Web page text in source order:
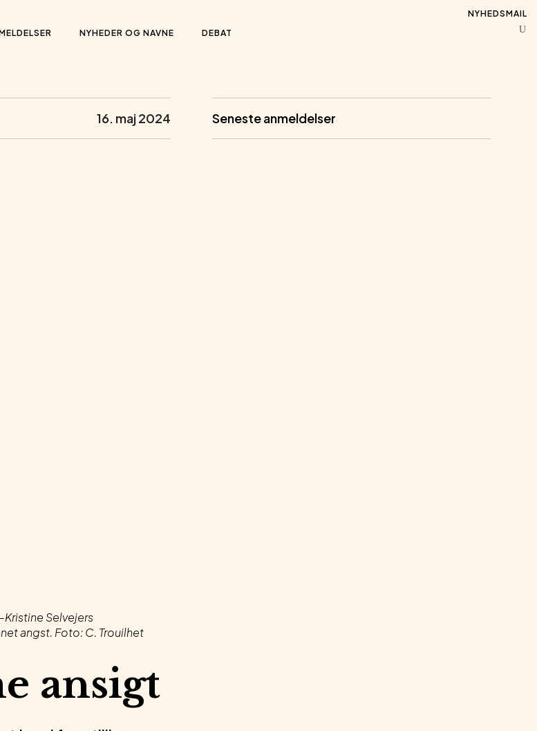
NYHEDER OG NAVNE DEBAT
NYHEDSMAIL
16. maj 2024
Selvejers
angst. Foto: C. Trouilhet
ansigt
Seneste anmeldelser